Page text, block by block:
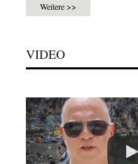
Weitere >>
VIDEO